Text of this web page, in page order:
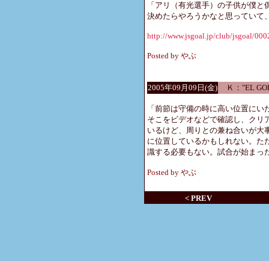
「アリ（有光選手）の子供が僕
決めたらやろうかなと思っていて
http://www.jsgoal.jp/club/jsgoal/
Posted by やぶ
2005年09月09日(金) Ｋ："EL
「前節は守備の時に高い位置に
そこをビデオなどで確認し、クリ
いるけど、周りとの兼ね合いが大
に位置しているかもしれない。た
識する必要もない。試合が始まっ
Posted by やぶ
< PREV